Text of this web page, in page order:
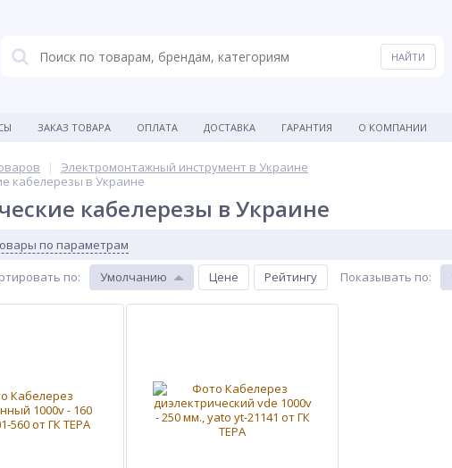
ЗАКАЗ ТОВАРА ОПЛАТА ДОСТАВКА ГАРАНТИЯ О КОМПАНИИ
Электромонтажный инструмент в Украине
кабелерезы в Украине
кабелерезы в Украине
по параметрам
по: Умолчанию Цене Рейтингу Показывать по: